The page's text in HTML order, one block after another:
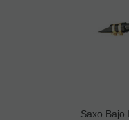
Saxo Bajo